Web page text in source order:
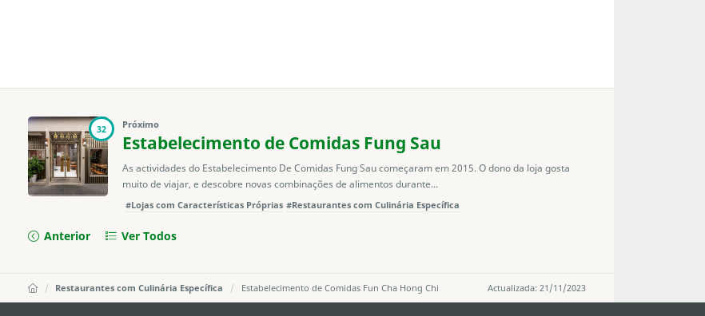
32 Próximo
Estabelecimento de Comidas Fung Sau
As actividades do Estabelecimento De Comidas Fung Sau começaram em 2015. O dono da loja gosta
muito de viajar, e descobre novas combinações de alimentos durante...
#Lojas com Características Próprias #Restaurantes com Culinária Específica
Anterior Ver Todos
Actualizada: 21/11/2023
Restaurantes com Culinária Específica Estabelecimento de Comidas Fun Cha Hong Chi